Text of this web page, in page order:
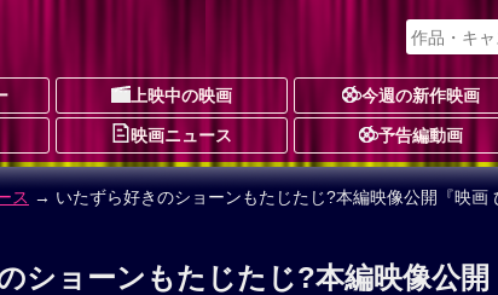
上映中の映画 今週の新作映画
映画ニュース 予告編動画
ス → いたずら好きのショーンもたじたじ?本編映像公開『映
ショーンもたじたじ?本編映像公開